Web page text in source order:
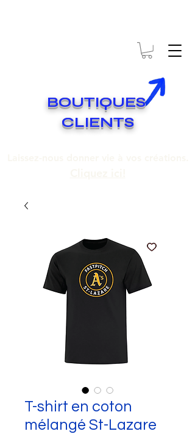
BOUTIQUES
CLIENTS
T-shirt en coton
mélangé St-Lazare